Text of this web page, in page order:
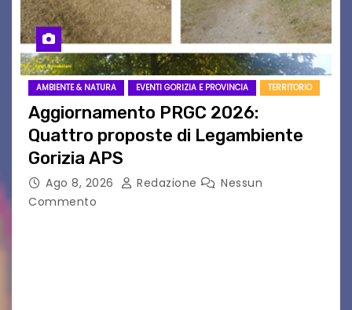
AMBIENTE & NATURA EVENTI GORIZIA E PROVINCIA TERRITORIO
Aggiornamento PRGC 2026:
Quattro proposte di Legambiente
Gorizia APS
Ago 8, 2026 Redazione
Nessun
Commento